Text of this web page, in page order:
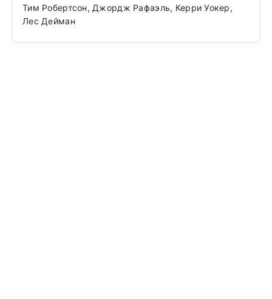
Тим Робертсон, Джордж Рафаэль, Керри Уокер,
Лес Дейман